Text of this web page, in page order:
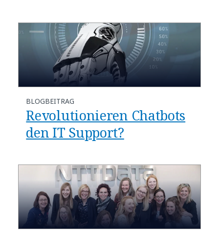
BLOGBEITRAG
Revolutionieren Chatbots
den IT Support?